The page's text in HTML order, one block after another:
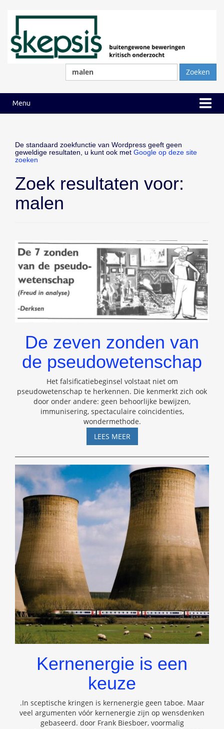
Zoeken
naar:
Menu
De standaard zoekfunctie van Wordpress geeft geen
geweldige resultaten, u kunt ook met Google op deze site
zoeken
Zoek resultaten voor:
malen
De zeven zonden van
de pseudowetenschap
Het falsificatiebeginsel volstaat niet om
pseudowetenschap te herkennen. Die kenmerkt zich ook
door onder andere: geen behoorlijke bewijzen,
immunisering, spectaculaire coïncidenties,
wondermethode.
LEES MEERDE
ZEVEN
ZONDEN
VAN
DE
PSEUDOWETENSCHAP
Kernenergie is een
keuze
.In sceptische kringen is kernenergie geen taboe. Maar
veel argumenten vóór kernenergie zijn op wensdenken
gebaseerd. door Frank Biesboer, voormalig